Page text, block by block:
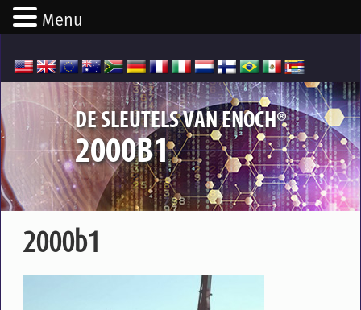
DE SLEUTELS VAN ENOCH®
2000B1
2000b1
Menu